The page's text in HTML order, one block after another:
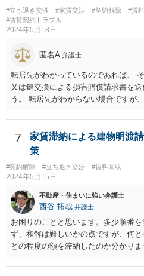
#立ち退き交渉 #家賃交渉 #契約解除 #賃
#賃貸契約トラブル
2024年5月18日
匿名A 弁護士
転居先がわかっているのであれば、
又は鍵交換による損害賠償請求書を
う。 転居先がわからない場合ですが
で、適切な対応が望めない場合は、
をご検討ください。
7
家賃滞納による建物明渡
策
#契約解除 #立ち退き交渉 #賃料回収
2024年5月15日
不動産・住まいに強い弁護士
西谷 拓哉 弁護士
お困りのことと思います。多少順番
ず、和解は難しいかの点ですが、何と
どの程度の額を滞納したのか分かり
れたと評価され、来月払えるからと